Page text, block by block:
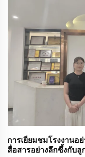
การเยี่ยมชมโรงงานอ
สื่อสารอย่างลึกซึ้งกับลู